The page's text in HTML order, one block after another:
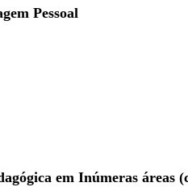
Pessoal
em Inúmeras áreas